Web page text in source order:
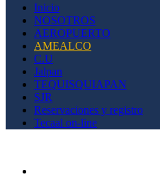
Inicio
NOSOTROS
AEROPUERTO
AMEALCO
C.U
Jalpan
TEQUISQUIAPAN
SJR
Reservaciones y registro
Tecaal on-line